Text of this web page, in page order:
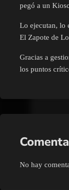
pegó a un
Lo ejecutan, lo
El Zapote de
Gracias a
los puntos
No hay